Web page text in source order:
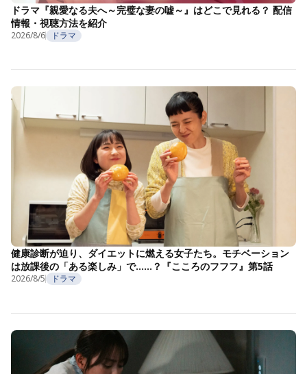
ドラマ『親愛なる夫へ～完璧な妻の嘘～』はどこで見れる？ 配信
情報・視聴方法を紹介
2026/8/6 ドラマ
健康診断が迫り、ダイエットに燃える女子たち。モチベーション
は放課後の「ある楽しみ」で……？『こころのフフフ』第5話
2026/8/5 ドラマ